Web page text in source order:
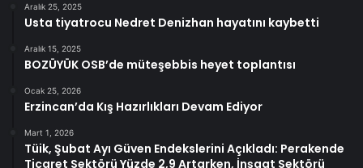
Aralık 25, 2025
Usta tiyatrocu Nedret Denizhan hayatını kaybetti
Aralık 15, 2025
BOZÜYÜK OSB’de müteşebbis heyet toplantısı
Ocak 25, 2026
Erzincan’da Kış Hazırlıkları Devam Ediyor
Mart 1, 2026
Tüik, Şubat Ayı Güven Endekslerini Açıkladı: Perakende
Ticaret Sektörü Yüzde 2,9 Artarken, İnşaat Sektörü